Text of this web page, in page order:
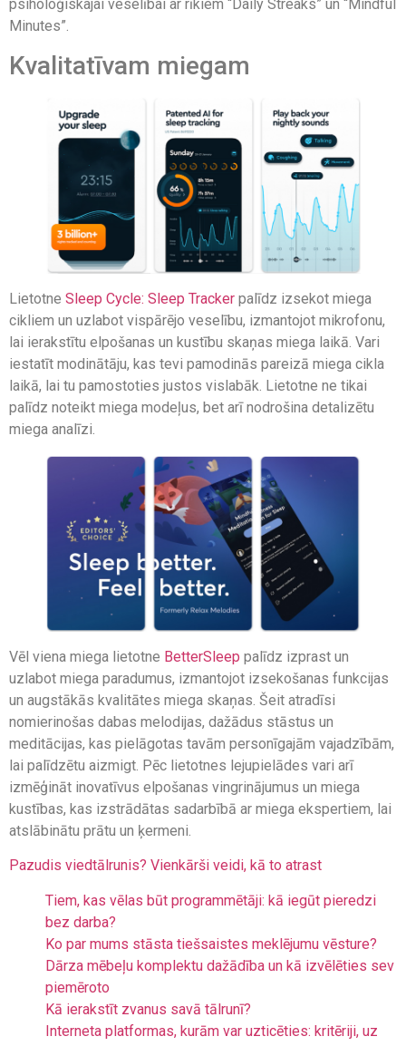
psiholoģiskajai veselībai ar rīkiem “Daily Streaks” un “Mindful
Minutes”.
Kvalitatīvam miegam
Lietotne Sleep Cycle: Sleep Tracker palīdz izsekot miega
cikliem un uzlabot vispārējo veselību, izmantojot mikrofonu,
lai ierakstītu elpošanas un kustību skaņas miega laikā. Vari
iestatīt modinātāju, kas tevi pamodinās pareizā miega cikla
laikā, lai tu pamostoties justos vislabāk. Lietotne ne tikai
palīdz noteikt miega modeļus, bet arī nodrošina detalizētu
miega analīzi.
Vēl viena miega lietotne BetterSleep palīdz izprast un
uzlabot miega paradumus, izmantojot izsekošanas funkcijas
un augstākās kvalitātes miega skaņas. Šeit atradīsi
nomierinošas dabas melodijas, dažādus stāstus un
meditācijas, kas pielāgotas tavām personīgajām vajadzībām,
lai palīdzētu aizmigt. Pēc lietotnes lejupielādes vari arī
izmēģināt inovatīvus elpošanas vingrinājumus un miega
kustības, kas izstrādātas sadarbībā ar miega ekspertiem, lai
atslābinātu prātu un ķermeni.
Pazudis viedtālrunis? Vienkārši veidi, kā to atrast
Tiem, kas vēlas būt programmētāji: kā iegūt pieredzi
bez darba?
Ko par mums stāsta tiešsaistes meklējumu vēsture?
Dārza mēbeļu komplektu dažādība un kā izvēlēties sev
piemēroto
Kā ierakstīt zvanus savā tālrunī?
Interneta platformas, kurām var uzticēties: kritēriji, uz